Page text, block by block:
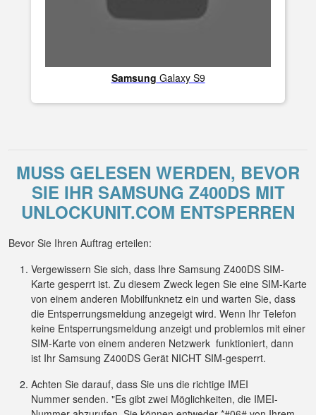
Samsung Galaxy S9
MUSS GELESEN WERDEN, BEVOR
SIE IHR SAMSUNG Z400DS MIT
UNLOCKUNIT.COM ENTSPERREN
Bevor Sie Ihren Auftrag erteilen:
Vergewissern Sie sich, dass Ihre Samsung Z400DS SIM-
Karte gesperrt ist. Zu diesem Zweck legen Sie eine SIM-Karte
von einem anderen Mobilfunknetz ein und warten Sie, dass
die Entsperrungsmeldung anzegeigt wird. Wenn Ihr Telefon
keine Entsperrungsmeldung anzeigt und problemlos mit einer
SIM-Karte von einem anderen Netzwerk funktioniert, dann
ist Ihr Samsung Z400DS Gerät NICHT SIM-gesperrt.
Achten Sie darauf, dass Sie uns die richtige IMEI
Nummer senden. "Es gibt zwei Möglichkeiten, die IMEI-